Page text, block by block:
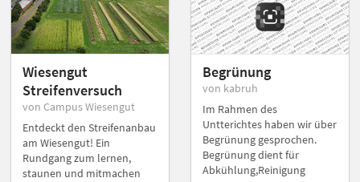
Wiesengut
Streifenversuch
von Campus Wiesengut
Entdeckt den Streifenanbau
am Wiesengut! Ein
Rundgang zum lernen,
staunen und mitmachen
Begrünung
von kabruh
Im Rahmen des
Untterichtes haben wir über
Begrünung gesprochen.
Begrünung dient für
Abkühlung,Reinigung